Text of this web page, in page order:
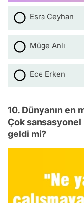
Esra Ceyhan
Müge Anlı
Ece Erken
10. Dünyanın en
Çok
geldi mi?